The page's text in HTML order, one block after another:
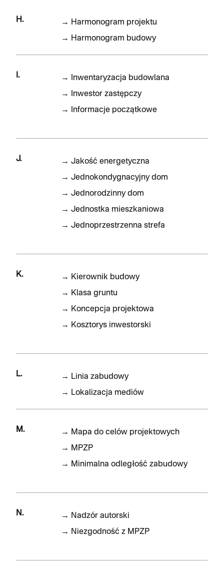
H. → Harmonogram projektu
→ Harmonogram budowy
I. →
Inwentaryzacja budowlana
→
Inwestor zastępczy
→
Informacje początkowe
J. → Jakość energetyczna
→ Jednokondygnacyjny dom
→ Jednorodzinny dom
→ Jednostka mieszkaniowa
→ Jednoprzestrzenna strefa
K. → Kierownik budowy
→ Klasa gruntu
→ Koncepcja projektowa
→ Kosztorys inwestorski
L. → Linia zabudowy
→ Lokalizacja mediów
M. → Mapa do celów projektowych
→ MPZP
→ Minimalna odległość zabudowy
N. →
Nadzór autorski
→
Niezgodność z MPZP